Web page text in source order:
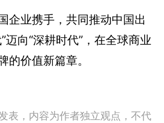
企业携手，共同推动中国出
迈向“深耕时代”，在全球商业
的价值新篇章。
表，内容为作者独立观点，不代